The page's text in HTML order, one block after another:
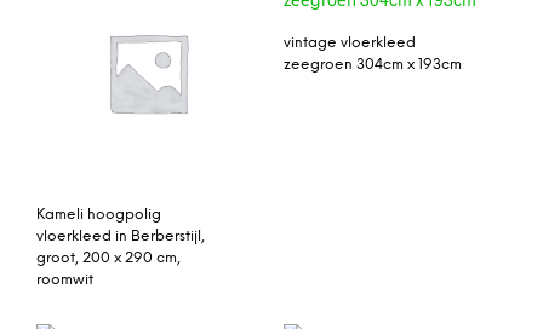
Kameli hoogpolig
vloerkleed in Berberstijl,
groot, 200 x 290 cm,
roomwit
vintage vloerkleed
zeegroen 304cm x 193cm